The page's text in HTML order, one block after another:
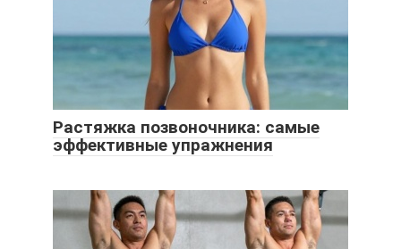
Растяжка позвоночника: самые
эффективные упражнения